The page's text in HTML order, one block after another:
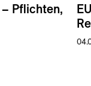
Pflichten,